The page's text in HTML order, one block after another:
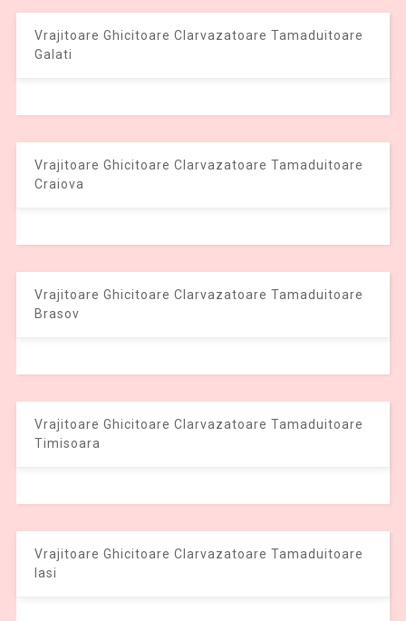
Vrajitoare Ghicitoare Clarvazatoare Tamaduitoare
Galati
Vrajitoare Ghicitoare Clarvazatoare Tamaduitoare
Craiova
Vrajitoare Ghicitoare Clarvazatoare Tamaduitoare
Brasov
Vrajitoare Ghicitoare Clarvazatoare Tamaduitoare
Timisoara
Vrajitoare Ghicitoare Clarvazatoare Tamaduitoare
Iasi